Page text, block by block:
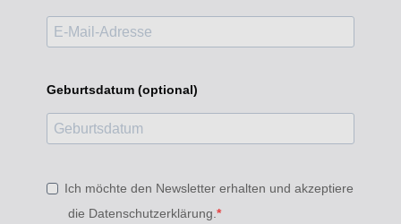
Geburtsdatum (optional)
Ich möchte den Newsletter erhalten und akzeptiere
die Datenschutzerklärung.